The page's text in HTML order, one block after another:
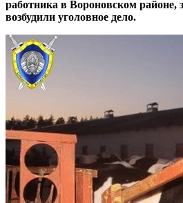
работника в Вороновском районе,
возбудили уголовное дело.